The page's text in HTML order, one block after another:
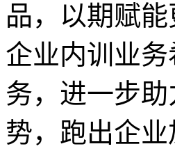
品，以期赋
企业内训业
务，进一步
势，跑出企业